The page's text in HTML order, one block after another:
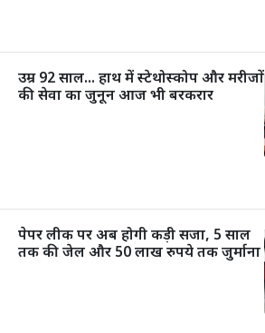
उम्र 92 साल... हाथ में स्टेथोस्कोप और मरीजों
की सेवा का जुनून आज भी बरकरार
पेपर लीक पर अब होगी कड़ी सजा, 5 साल
तक की जेल और 50 लाख रुपये तक जुर्माना